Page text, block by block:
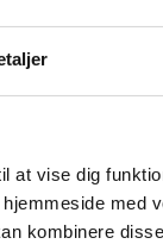
at vise dig
med
kombinere
en